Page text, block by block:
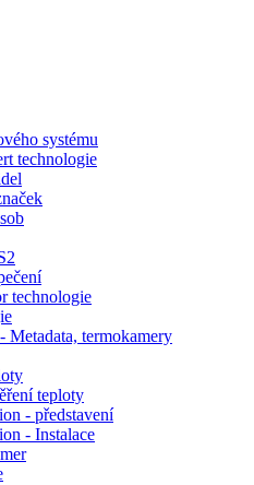
systému
technologie
technologie
Metadata, termokamery
teploty
- představení
- Instalace